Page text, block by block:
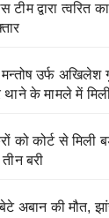
द्वारा त्वरित
उर्फ अखिलेश
के मामले में
को कोर्ट से मिली
बरी
अबान की मौत,